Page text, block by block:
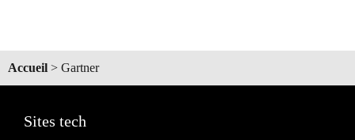
Accueil > Gartner
Sites tech